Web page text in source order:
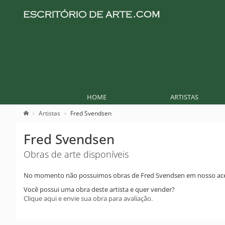
HOME ARTISTAS
Artistas Fred Svendsen
Fred Svendsen
Obras de arte disponíveis
No momento não possuimos obras de Fred Svendsen em nosso
Você possui uma obra deste artista e quer vender?
Clique aqui e envie sua obra para avaliação.